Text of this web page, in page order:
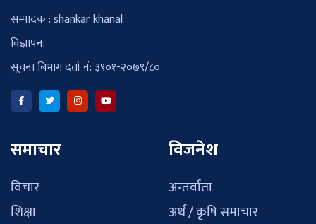
सम्पादक : shankar khanal
विज्ञापन:
सूचना बिभाग दर्ता नं: ३९०१-२०७९/८०
समाचार
विचार
शिक्षा
विजनेश
अन्तर्वाता
अर्थ / कृषि समाचार